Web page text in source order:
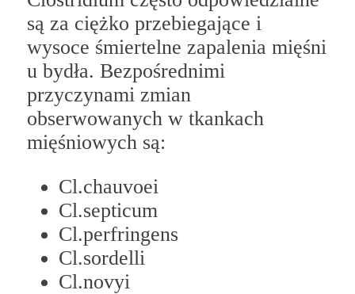
są za ciężko przebiegające i
wysoce śmiertelne zapalenia mięśni
u bydła. Bezpośrednimi
przyczynami zmian
obserwowanych w tkankach
mięśniowych są:
Cl.chauvoei
Cl.septicum
Cl.perfringens
Cl.sordelli
Cl.novyi